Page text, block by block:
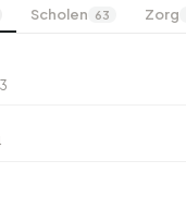
Scholen 63 Zorg